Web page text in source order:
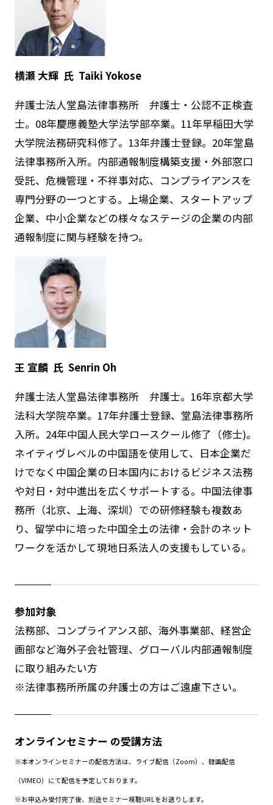
横瀬 大輝 氏 Taiki Yokose
弁護士法人堂島法律事務所 弁護士・公認不正検査
士。08年慶應義塾大学法学部卒業。11年早稲田大学
大学院法務研究科修了。13年弁護士登録。20年堂島
法律事務所入所。内部通報制度構築支援・外部窓口
受託、危機管理・不祥事対応、コンプライアンスを
専門分野の一つとする。上場企業、スタートアップ
企業、中小企業などの様々なステージの企業の内部
通報制度に関与経験を持つ。
王 宣麟 氏 Senrin Oh
弁護士法人堂島法律事務所 弁護士。16年京都大学
法科大学院卒業。17年弁護士登録、堂島法律事務所
入所。24︎年中国人民大学ロースクール修了（修士)。
ネイティヴレベルの中国語を使用して、日本企業だ
けでなく中国企業の日本国内におけるビジネス法務
や対日・対中進出を広くサポートする。中国法律事
務所（北京、上海、深圳）での研修経験も複数あ
り、留学中に培った中国全土の法律・会計のネット
ワークを活かして現地日系法人の支援もしている。
参加対象
法務部、コンプライアンス部、海外事業部、経営企
画部など海外子会社管理、グローバル内部通報制度
に取り組みたい方
※法律事務所所属の弁護士の方はご遠慮下さい。
オンラインセミナー の受講方法
※本オンラインセミナーの配信方法は、ライブ配信（Zoom）、録画配信
（VIMEO）にて配信を予定しております。
※お申込み受付完了後、別途セミナー視聴URLをお送りします。